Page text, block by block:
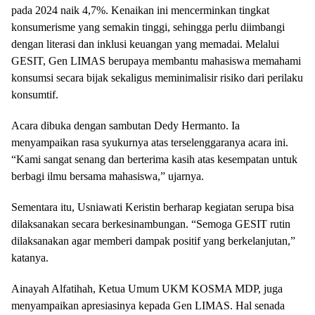
pada 2024 naik 4,7%. Kenaikan ini mencerminkan tingkat
konsumerisme yang semakin tinggi, sehingga perlu diimbangi
dengan literasi dan inklusi keuangan yang memadai. Melalui
GESIT, Gen LIMAS berupaya membantu mahasiswa memahami
konsumsi secara bijak sekaligus meminimalisir risiko dari perilaku
konsumtif.
Acara dibuka dengan sambutan Dedy Hermanto. Ia
menyampaikan rasa syukurnya atas terselenggaranya acara ini.
“Kami sangat senang dan berterima kasih atas kesempatan untuk
berbagi ilmu bersama mahasiswa,” ujarnya.
Sementara itu, Usniawati Keristin berharap kegiatan serupa bisa
dilaksanakan secara berkesinambungan. “Semoga GESIT rutin
dilaksanakan agar memberi dampak positif yang berkelanjutan,”
katanya.
Ainayah Alfatihah, Ketua Umum UKM KOSMA MDP, juga
menyampaikan apresiasinya kepada Gen LIMAS. Hal senada